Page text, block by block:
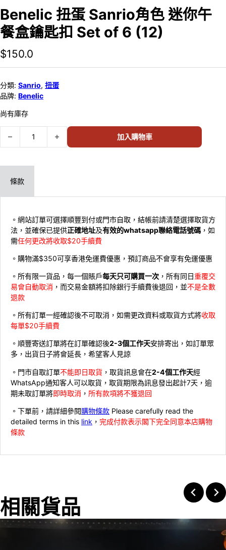
Benelic 扭蛋 Sanrio角色 迷你午
餐盒鑰匙扣 Set of 6 (12)
$150.0
分類: Sanrio, 扭蛋
品牌: Benelic
尚有庫存
Benelic 扭蛋 Sanrio角色 迷你午餐盒鑰匙扣 Set of 6 (12) 數量
加入購物車
條款
。網站訂單可選擇順豐到付或門市自取，結帳前請清楚選擇取貨方
法，並確保已提供正確地址及有效的whatsapp聯絡電話號碼 ，如
需任何更改將收取$20手續費
。購物滿$350可享香港免運費優惠，預訂商品不會享有免運優惠
。所有限一貨品，每一個賬戶每天只可購買一次 ，所有同日重覆交
易會自動取消 ，而交易金額將扣除銀行手續費後退回，並不是全數
退款
。所有訂單一經確認後不可取消，如需更改資料或取貨方式將收取
每單$20手續費
。順豐寄送訂單將在訂單確認後2-3個工作天安排寄出，如訂單眾
多，出貨日子將會延長，希望客人見諒
。門市自取訂單不能即日取貨 ，取貨訊息會在2-4個工作天經
WhatsApp通知客人可以取貨，取貨期限為訊息發出起計7天，逾
期未取訂單將即時取消 ， 所有款項將不獲退回
。下單前，請詳細參閱購物條款 Please carefully read the
detailed terms in this link ， 完成付款表示閣下完全同意本店購物
條款
相關貨品